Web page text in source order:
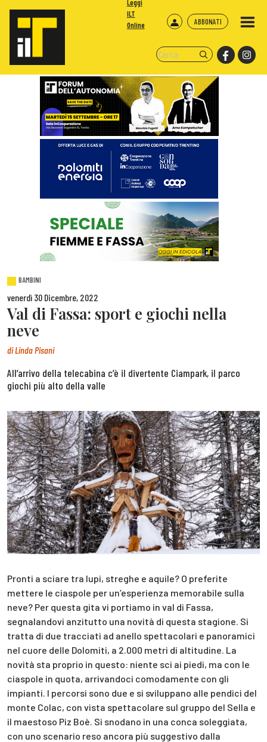
ABBONATI
Leggi
ILT
Online
BAMBINI
venerdì 30 Dicembre, 2022
Val di Fassa: sport e giochi nella
neve
diLinda Pisani
All’arrivo della telecabina c’è il divertente Ciampark, il parco
giochi più alto della valle
Pronti a sciare tra lupi, streghe e aquile? O preferite
mettere le ciaspole per un’esperienza memorabile sulla
neve? Per questa gita vi portiamo in val di Fassa,
segnalandovi anzitutto una novità di questa stagione. Si
tratta di due tracciati ad anello spettacolari e panoramici
nel cuore delle Dolomiti, a 2.000 metri di altitudine. La
novità sta proprio in questo: niente sci ai piedi, ma con le
ciaspole in quota, arrivandoci comodamente con gli
impianti. I percorsi sono due e si sviluppano alle pendici del
monte Colac, con vista spettacolare sul gruppo del Sella e
il maestoso Piz Boè. Si snodano in una conca soleggiata,
con uno scenario reso ancora più suggestivo dalla